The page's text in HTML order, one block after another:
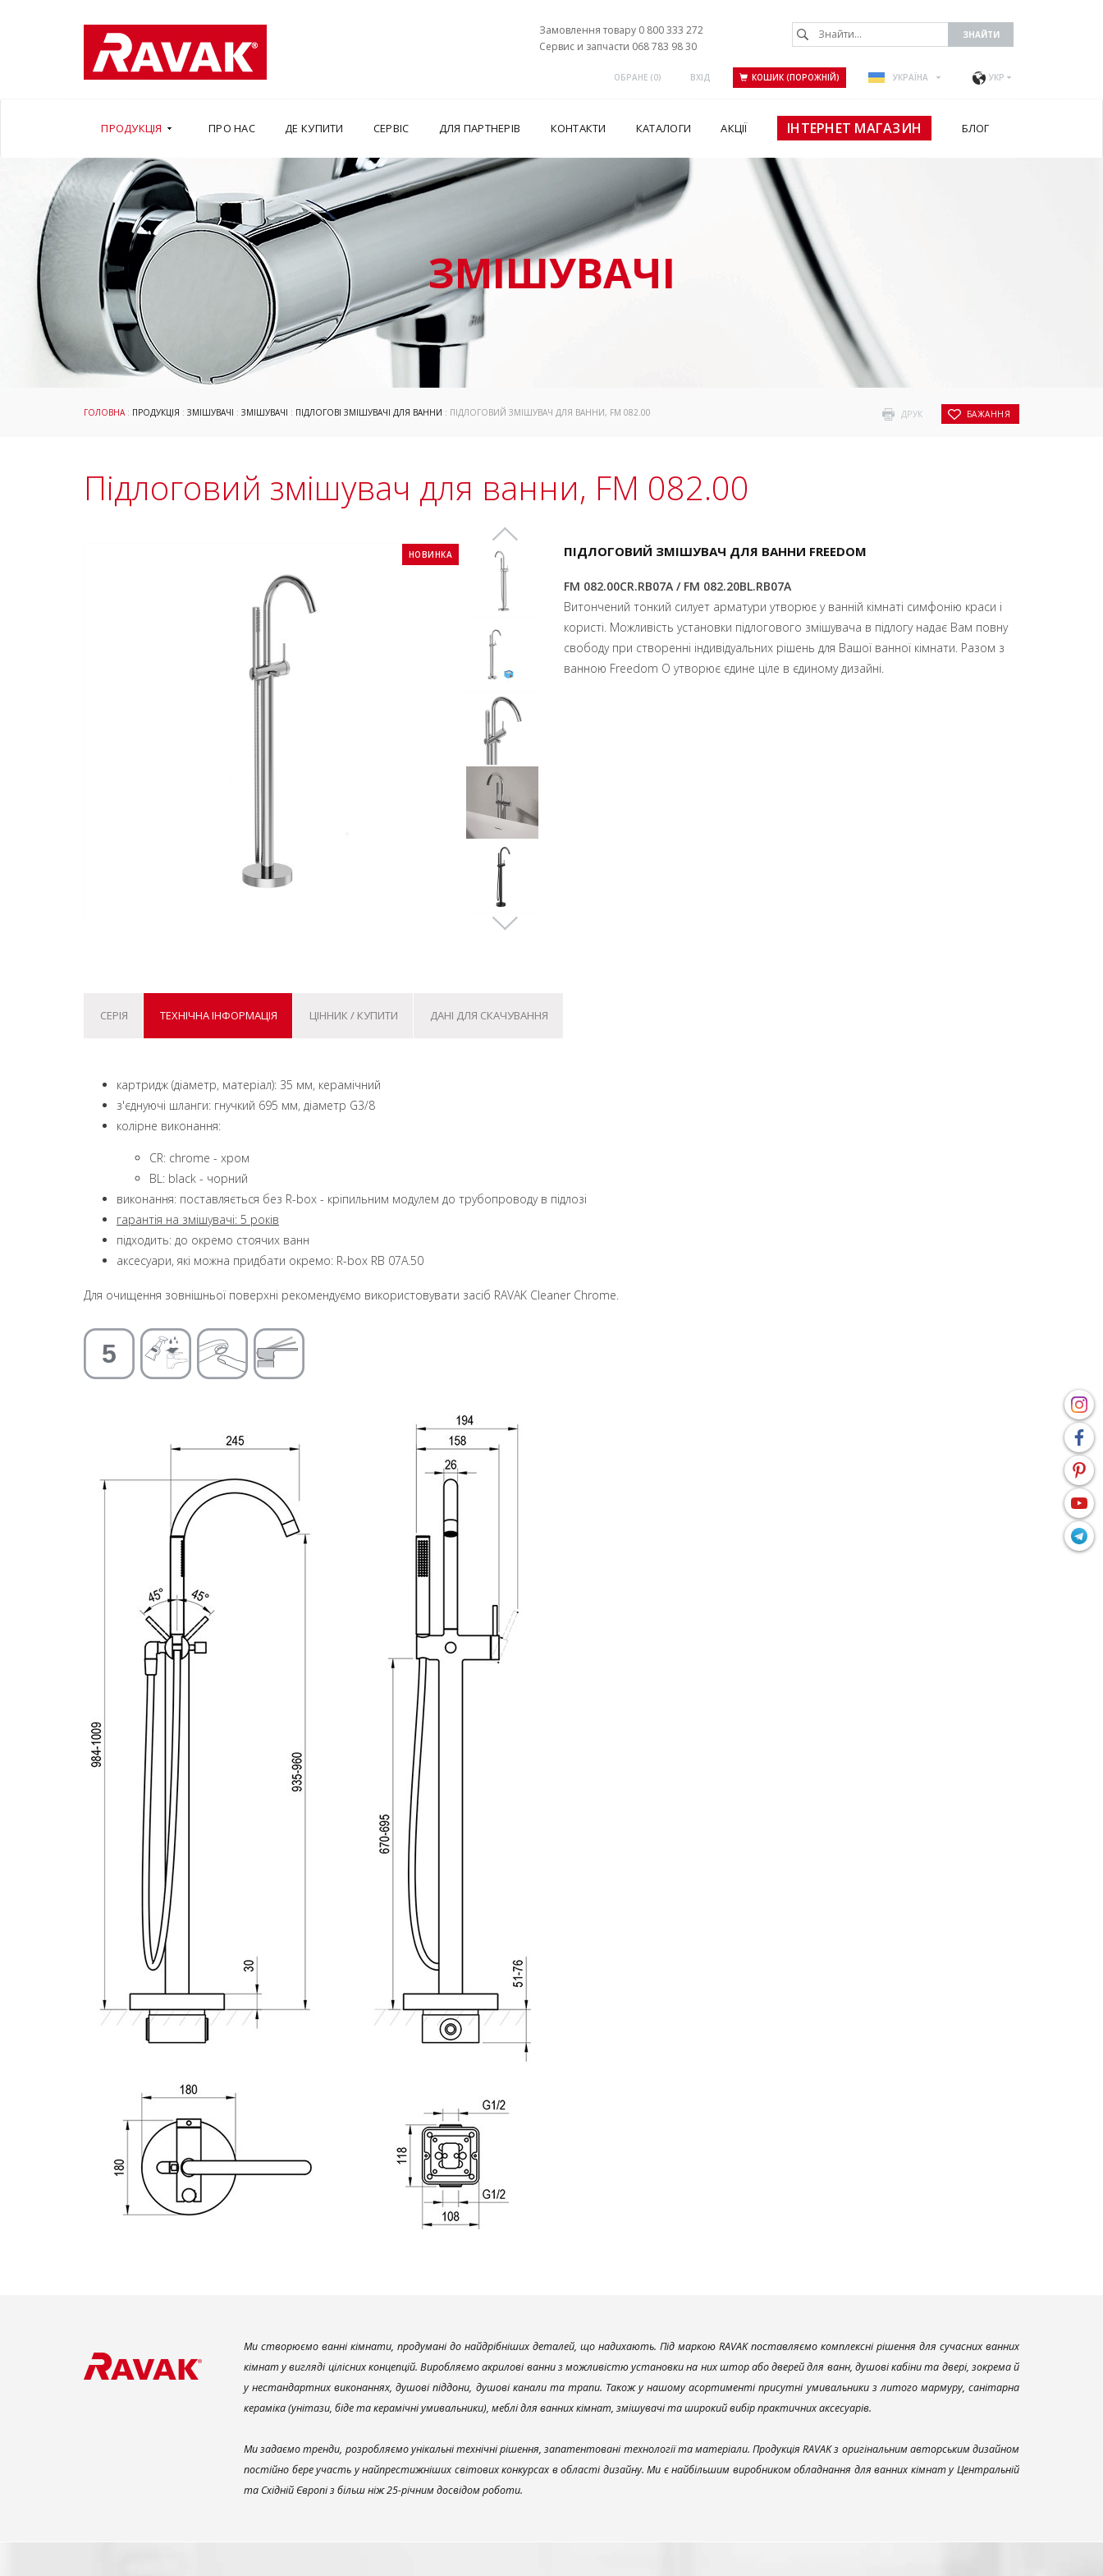
Замовлення товару 0 800 333 272
Сервис и запчасти 068 783 98 30
ОБРАНЕ (0) ВХІД КОШИК (ПОРОЖНІЙ) УКРАЇНА УКР
ПРОДУКЦІЯ ПРО НАС ДЕ КУПИТИ СЕРВІС ДЛЯ ПАРТНЕРІВ КОНТАКТИ КАТАЛОГИ АКЦІЇ ІНТЕРНЕТ МАГАЗИН БЛОГ
ЗМІШУВАЧІ
ДРУК БАЖАННЯ
ГОЛОВНА: ПРОДУКЦІЯ : ЗМІШУВАЧІ : ЗМІШУВАЧІ : ПІДЛОГОВІ ЗМІШУВАЧІ ДЛЯ ВАННИ : ПІДЛОГОВИЙ ЗМІШУВАЧ ДЛЯ ВАННИ, FM 082.00
Підлоговий змішувач для ванни, FM 082.00
НОВИНКА ПІДЛОГОВИЙ ЗМІШУВАЧ ДЛЯ ВАННИ FREEDOM
FM 082.00CR.RB07A / FM 082.20BL.RB07A
Витончений тонкий силует арматури утворює у ванній кімнаті симфонію краси і
користі. Можливість установки підлогового змішувача в підлогу надає Вам повну
свободу при створенні індивідуальних рішень для Вашої ванної кімнати. Разом з
ванною Freedom O утворює єдине ціле в єдиному дизайні.
СЕРІЯ ТЕХНІЧНА ІНФОРМАЦІЯ ЦІННИК / КУПИТИ ДАНІ ДЛЯ СКАЧУВАННЯ
картридж (діаметр, матеріал): 35 мм, керамічний
з'єднуючі шланги: гнучкий 695 мм, діаметр G3/8
колірне виконання:
CR: chrome - хром
BL: black - чорний
виконання: поставляється без R-box - кріпильним модулем до трубопроводу в підлозі
гарантія на змішувачі: 5 років
підходить: до окремо стоячих ванн
аксесуари, які можна придбати окремо: R-box RB 07A.50
Для очищення зовнішньої поверхні рекомендуємо використовувати засіб RAVAK Cleaner Chrome.
Ми створюємо ванні кімнати, продумані до найдрібніших деталей, що надихають. Під маркою RAVAK поставляємо комплексні рішення для сучасних ванних
кімнат у вигляді цілісних концепцій. Виробляємо акрилові ванни з можливістю установки на них штор або дверей для ванн, душові кабіни та двері, зокрема й
у нестандартних виконаннях, душові піддони, душові канали та трапи. Також у нашому асортименті присутні умивальники з литого мармуру, санітарна
кераміка (унітази, біде та керамічні умивальники), меблі для ванних кімнат, змішувачі та широкий вибір практичних аксесуарів.
Ми задаємо тренди, розробляємо унікальні технічні рішення, запатентовані технології та матеріали. Продукція RAVAK з оригінальним авторським дизайном
постійно бере участь у найпрестижніших світових конкурсах в області дизайну. Ми є найбільшим виробником обладнання для ванних кімнат у Центральній
та Східній Європі з більш ніж 25-річним досвідом роботи.